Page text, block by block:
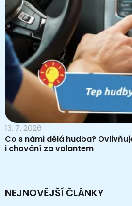
13. 7. 2026
Co s námi dělá hudba?
i chování za volantem
NEJNOVĚJŠÍ ČLÁNKY